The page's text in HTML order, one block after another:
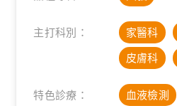
主打科別： 家醫科
皮膚科
特色診療： 血液檢測